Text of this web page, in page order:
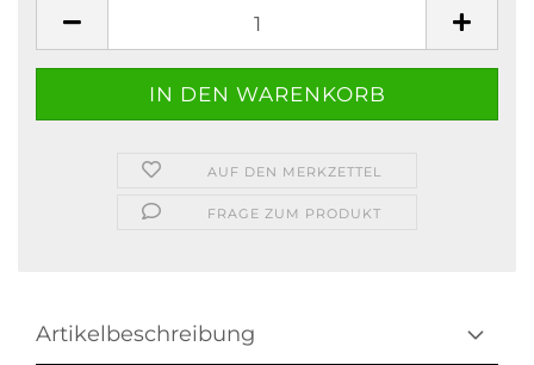
AUF DEN MERKZETTEL
FRAGE ZUM PRODUKT
Artikelbeschreibung